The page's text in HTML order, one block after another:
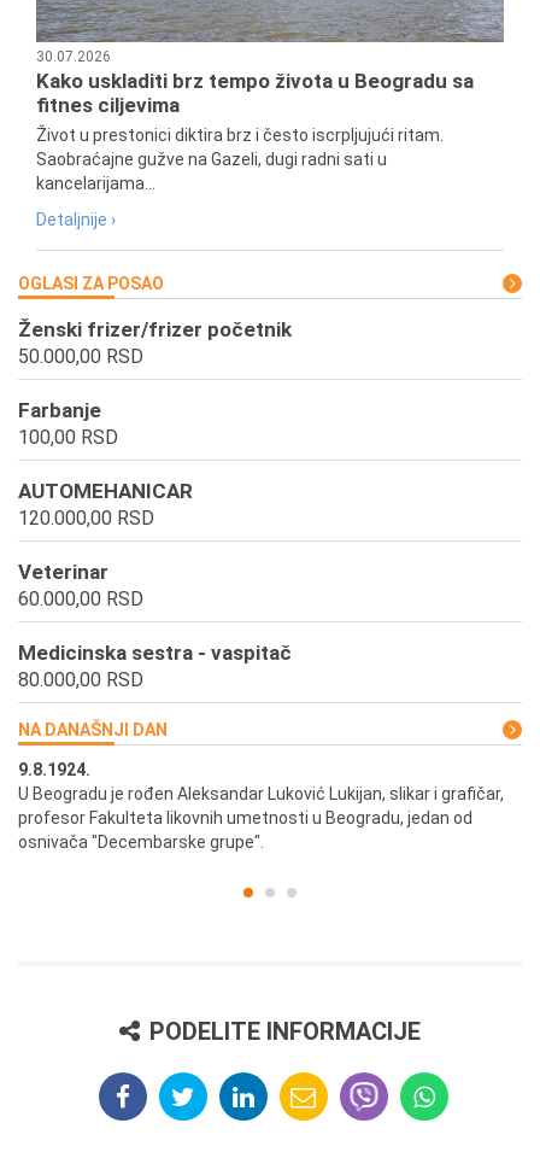
30.07.2026
Kako uskladiti brz tempo života u Beogradu sa
fitnes ciljevima
Život u prestonici diktira brz i često iscrpljujući ritam.
Saobraćajne gužve na Gazeli, dugi radni sati u
kancelarijama...
Detaljnije ›
OGLASI ZA POSAO
Ženski frizer/frizer početnik
50.000,00 RSD
Farbanje
100,00 RSD
AUTOMEHANICAR
120.000,00 RSD
Veterinar
60.000,00 RSD
Medicinska sestra - vaspitač
80.000,00 RSD
NA DANAŠNJI DAN
9.8.1924.
U Beogradu je rođen Aleksandar Luković Lukijan, slikar i grafičar,
profesor Fakulteta likovnih umetnosti u Beogradu, jedan od
osnivača "Decembarske grupe".
PODELITE INFORMACIJE